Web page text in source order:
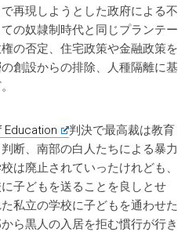
再現しようとした政府による不
の奴隷制時代と同じプランテー
の否定、住宅政策や金融政策を
創設からの排除、人種隔離に基
Education
判決で最高裁は教育
断、南部の白人たちによる暴力
は廃止されていったけれども、
子どもを送ることを良しとせ
私立の学校に子どもを通わせた
ら黒人の入居を拒む慣行が行き